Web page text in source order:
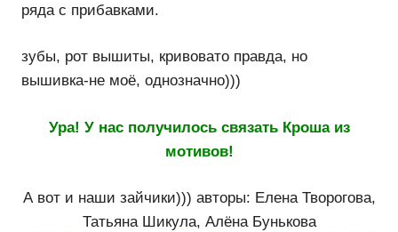
ряда с прибавками.
зубы, рот вышиты, кривовато правда, но
вышивка-не моё, однозначно)))
Ура! У нас получилось связать Кроша из
мотивов!
А вот и наши зайчики))) авторы: Елена Творогова,
Татьяна Шикула, Алёна Бунькова